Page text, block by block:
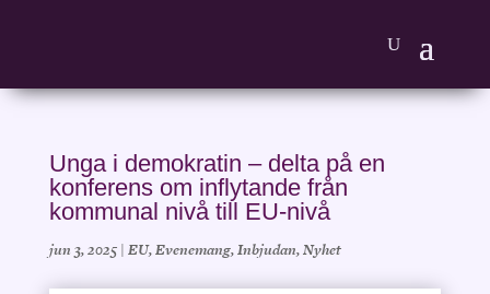
Unga i demokratin – delta på en
konferens om inflytande från
kommunal nivå till EU-nivå
jun 3, 2025| EU,Evenemang,Inbjudan,Nyhet